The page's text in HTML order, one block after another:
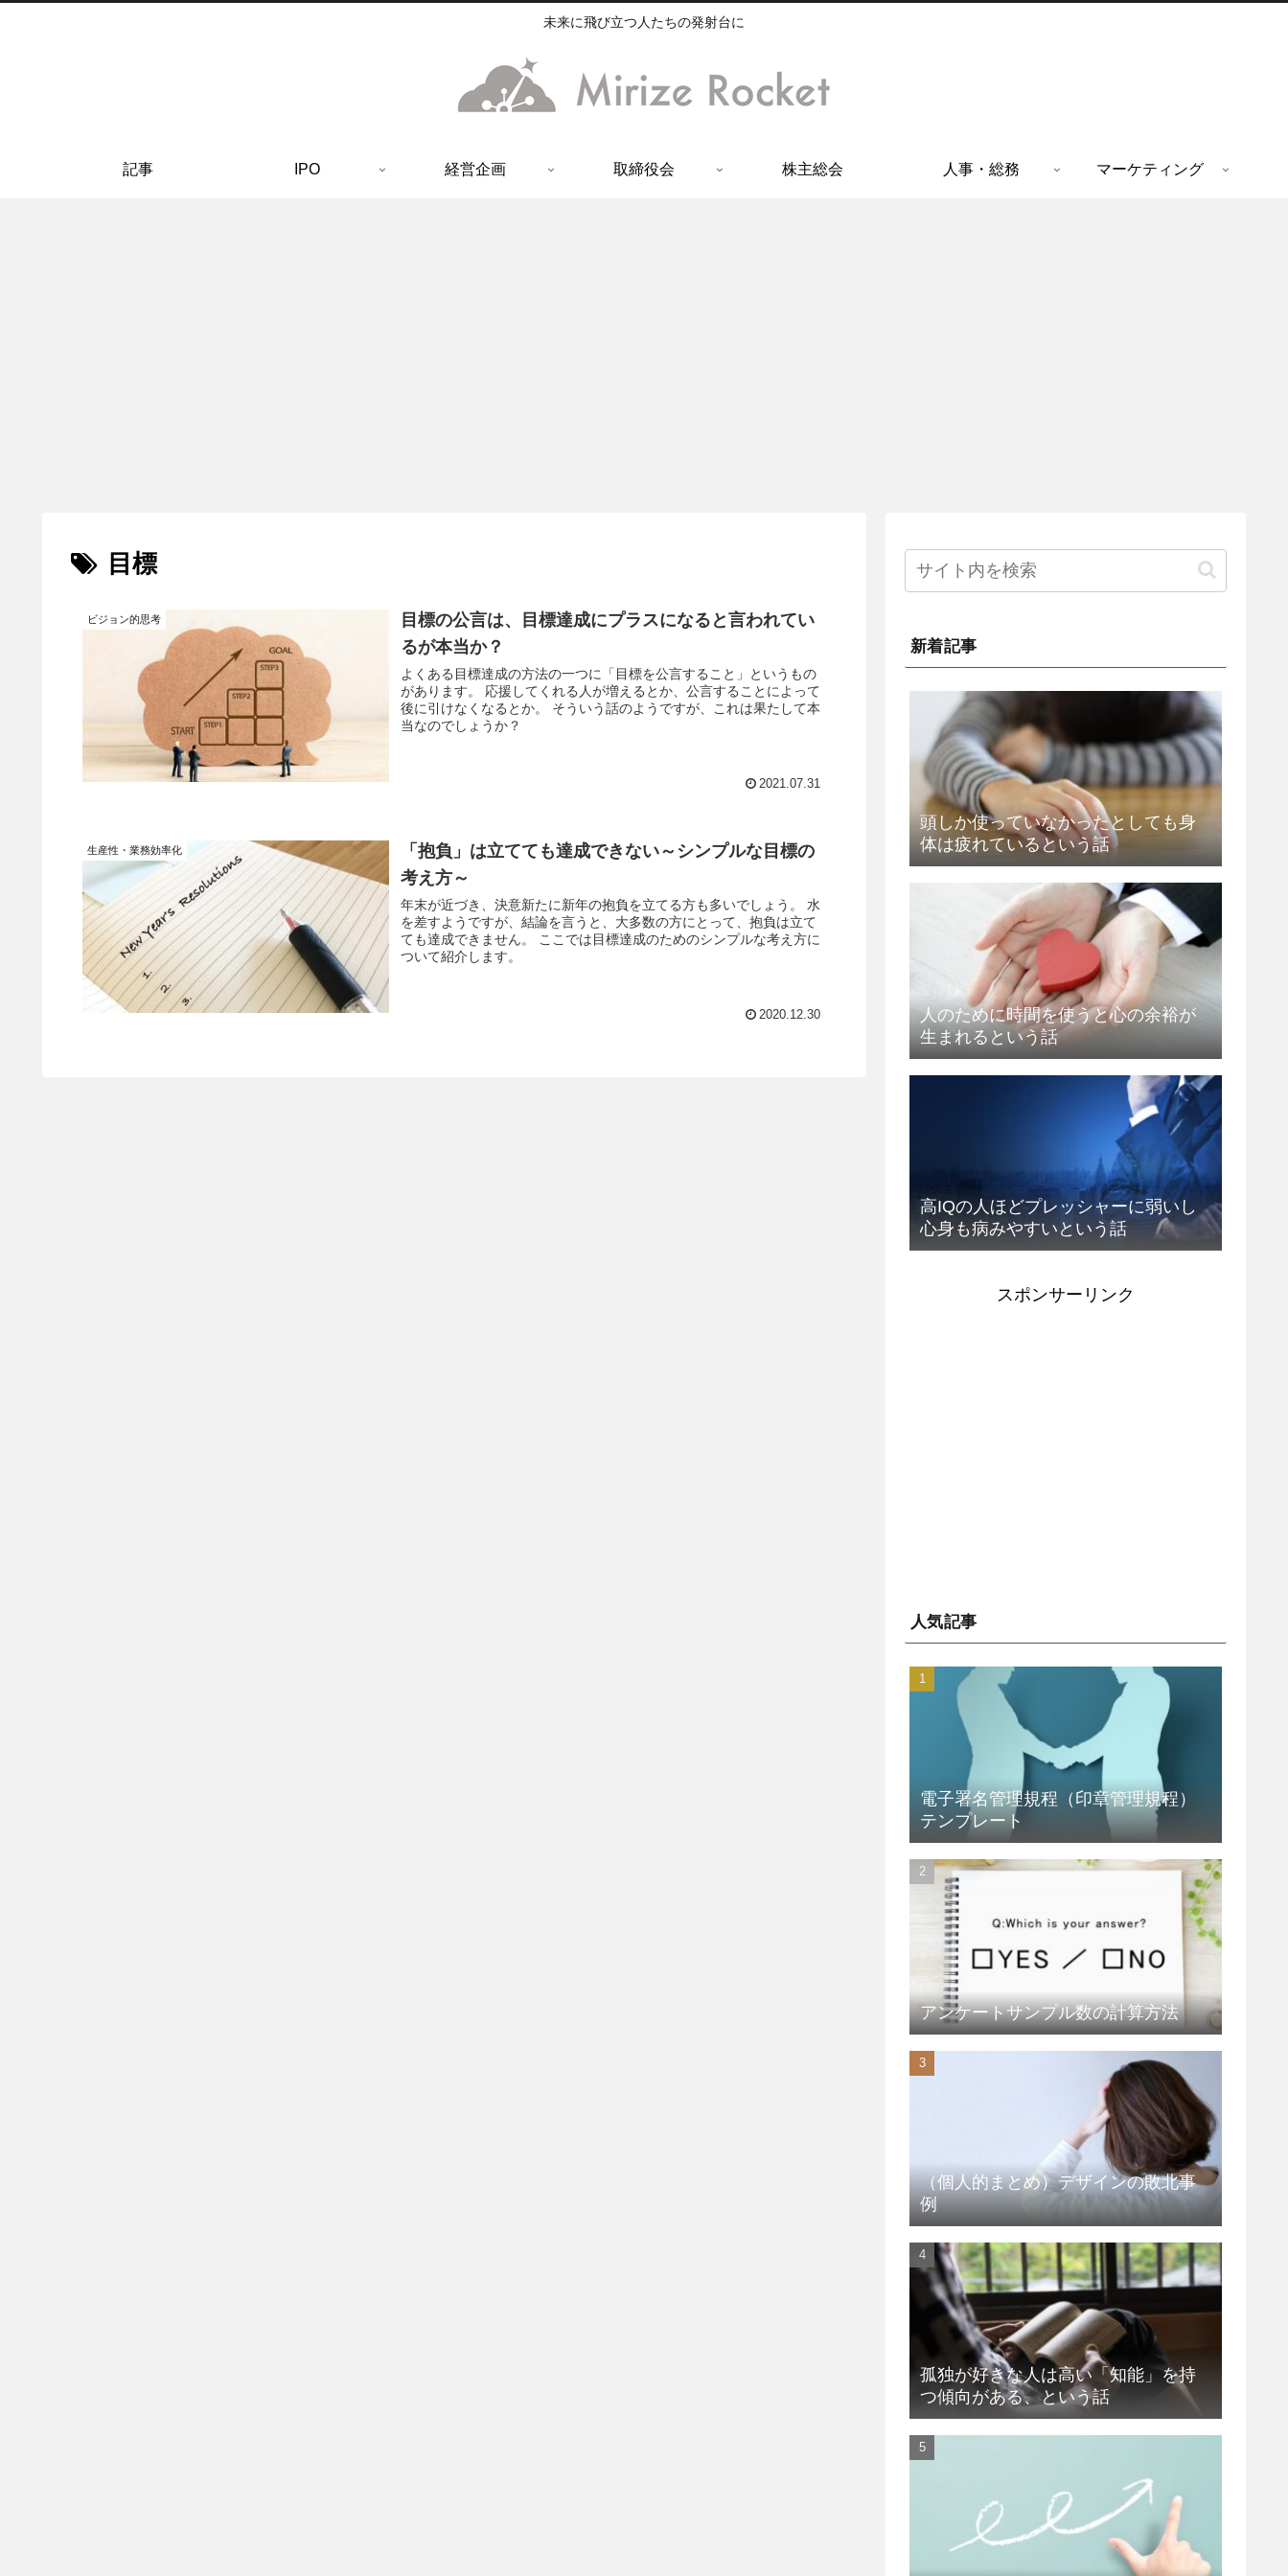
未来に飛び立つ人たちの発射台に
記事 IPO 経営企画 取締役会 株主総会 人事・総務 マーケティング
目標
ビジョン的思考
目標の公言は、目標達成にプラスになると言われてい
るが本当か？
よくある目標達成の方法の一つに「目標を公言すること」というもの
があります。 応援してくれる人が増えるとか、公言することによって
後に引けなくなるとか。 そういう話のようですが、これは果たして本
当なのでしょうか？
2021.07.31
生産性・業務効率化
「抱負」は立てても達成できない～シンプルな目標の
考え方～
年末が近づき、決意新たに新年の抱負を立てる方も多いでしょう。 水
を差すようですが、結論を言うと、大多数の方にとって、抱負は立て
ても達成できません。 ここでは目標達成のためのシンプルな考え方に
ついて紹介します。
2020.12.30
新着記事
頭しか使っていなかったとしても身
体は疲れているという話
人のために時間を使うと心の余裕が
生まれるという話
高IQの人ほどプレッシャーに弱いし
心身も病みやすいという話
スポンサーリンク
人気記事
電子署名管理規程（印章管理規程）
テンプレート
アンケートサンプル数の計算方法
（個人的まとめ）デザインの敗北事
例
孤独が好きな人は高い「知能」を持
つ傾向がある、という話